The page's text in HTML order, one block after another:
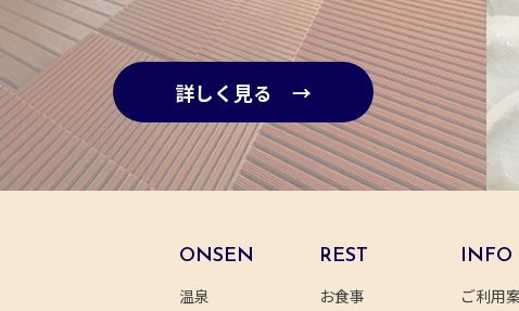
詳しく見る →
ONSEN
温泉
REST
お食事
INFO
ご利用